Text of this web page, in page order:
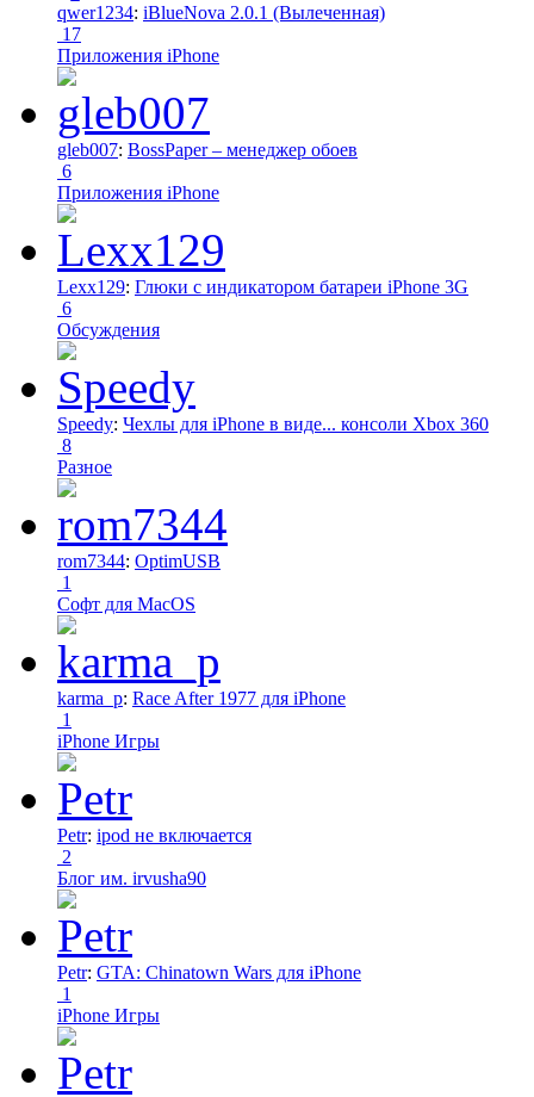
qwer1234: iBlueNova 2.0.1 (Вылеченная)
17
Приложения iPhone
gleb007: BossPaper – менеджер обоев
6
Приложения iPhone
Lexx129: Глюки с индикатором батареи iPhone 3G
6
Обсуждения
Speedy: Чехлы для iPhone в виде... консоли Xbox 360
8
Разное
rom7344: OptimUSB
1
Софт для MacOS
karma_p: Race After 1977 для iPhone
1
iPhone Игры
Petr: ipod не включается
2
Блог им. irvusha90
Petr: GTA: Chinatown Wars для iPhone
1
iPhone Игры